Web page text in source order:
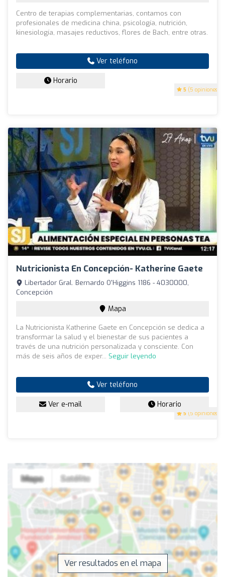
5 (5 opiniones)
Centro de terapias complementarias, contamos con
profesionales de medicina china, psicología, nutrición,
kinesiología, masajes reductivos, flores de Bach, entre otras.
Ver teléfono
Horario
Nutricionista En Concepción- Katherine Gaete
5 (5 opiniones)
Libertador Gral. Bernardo O'Higgins 1186 - 4030000,
Concepción
Mapa
La Nutricionista Katherine Gaete en Concepción se dedica a
transformar la salud y el bienestar de sus pacientes a
través de una nutrición personalizada y consciente. Con
más de seis años de exper... Seguir leyendo
Ver teléfono
Ver e-mail Horario
Ver resultados en el mapa